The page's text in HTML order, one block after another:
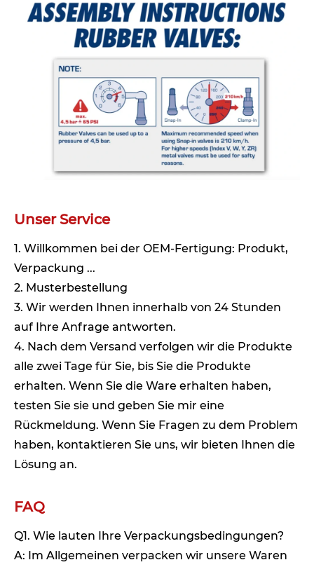
Unser Service
1. Willkommen bei der OEM-Fertigung: Produkt,
Verpackung ...
2. Musterbestellung
3. Wir werden Ihnen innerhalb von 24 Stunden
auf Ihre Anfrage antworten.
4. Nach dem Versand verfolgen wir die Produkte
alle zwei Tage für Sie, bis Sie die Produkte
erhalten. Wenn Sie die Ware erhalten haben,
testen Sie sie und geben Sie mir eine
Rückmeldung. Wenn Sie Fragen zu dem Problem
haben, kontaktieren Sie uns, wir bieten Ihnen die
Lösung an.
FAQ
Q1. Wie lauten Ihre Verpackungsbedingungen?
A: Im Allgemeinen verpacken wir unsere Waren